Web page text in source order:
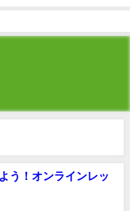
う！オンラインレッ